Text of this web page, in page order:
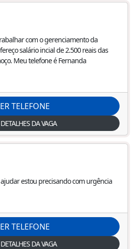
com o gerenciamento da
salário incial de 2.500 reais das
Meu telefone é Fernanda
TELEFONE
DA VAGA
estou precisando com urgência
TELEFONE
DA VAGA